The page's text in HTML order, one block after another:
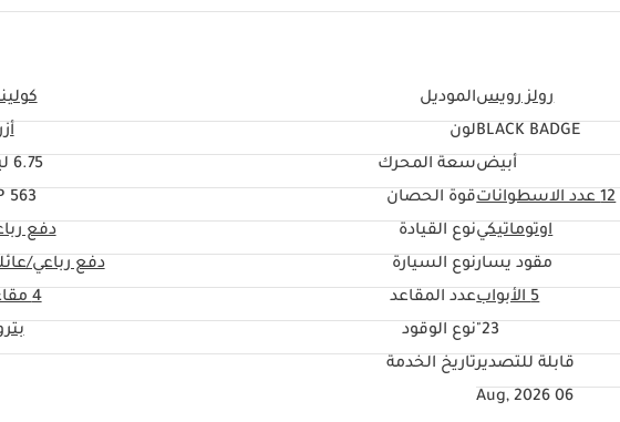
رولز رويسالموديل
BLACK BADGEلون
أبيضسعة المحرك
6.75 ليتر
12عدد الاسطواناتقوة الحصان
563 HP
اوتوماتيكينوع القيادة
دفع
مقود يسارنوع السيارة
دفع رباعي/
5 الأبواب عدد المقاعد
4 مقاعد
23" نوع الوقود
قابلة للتصديرتاريخ الخدمة
06 Aug, 2026